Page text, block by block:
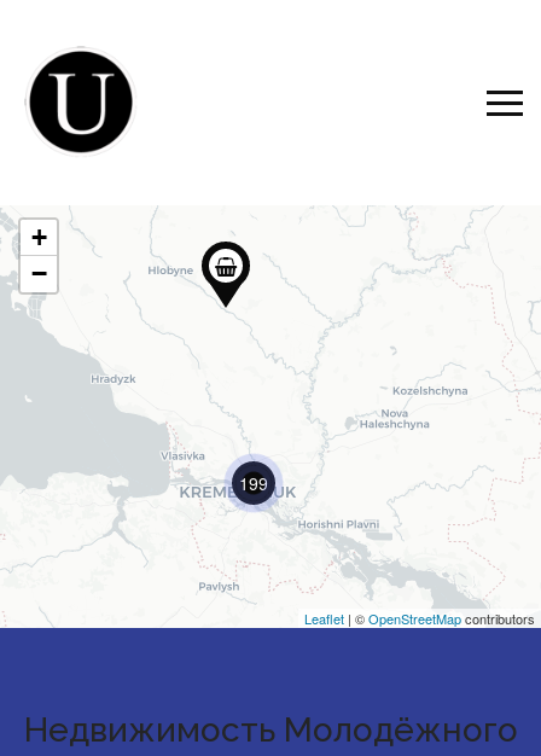
199
+
−
Leaflet | ©OpenStreetMapcontributors
Недвижимость Молодёжного